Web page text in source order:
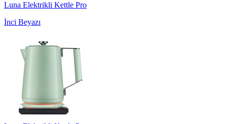
Luna Elektrikli Kettle Pro
İnci Beyazı